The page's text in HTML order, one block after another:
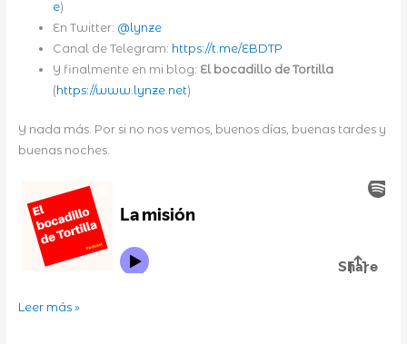
e)
En Twitter: @lynze
Canal de Telegram: https://t.me/EBDTP
Y finalmente en mi blog: El bocadillo de Tortilla
(https://www.lynze.net)
Y nada más. Por si no nos vemos, buenos días, buenas tardes y
buenas noches.
A
Leer más »